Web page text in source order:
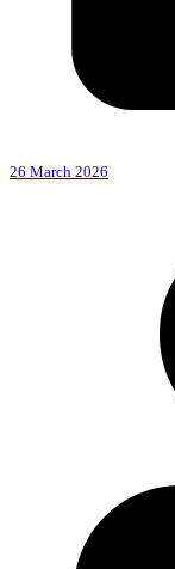
26 March 2026